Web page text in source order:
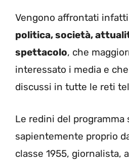
Vengono affrontati infatti
politica, società,
spettacolo, che
interessato i media e
discussi in tutte le reti
Le redini del programma
sapientemente proprio
classe 1955, giornalista,